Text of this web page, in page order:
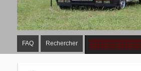
FAQ Rechercher